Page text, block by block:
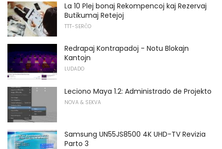
La 10 Plej bonaj Rekompencoj kaj Rezervaj
Butikumaj Retejoj
TTT-SERĈO
Redrapaj Kontrapadoj - Notu Blokajn
Kantojn
LUDADO
Leciono Maya 1.2: Administrado de Projekto
NOVA & SEKVA
Samsung UN55JS8500 4K UHD-TV Revizia
Parto 3